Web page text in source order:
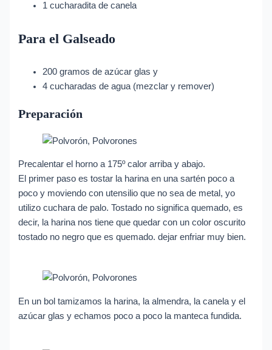
1 cucharadita de canela
Para el Galseado
200 gramos de azúcar glas y
4 cucharadas de agua (mezclar y remover)
Preparación
Precalentar el horno a 175º calor arriba y abajo.
El primer paso es tostar la harina en una sartén poco a
poco y moviendo con utensilio que no sea de metal, yo
utilizo cuchara de palo. Tostado no significa quemado, es
decir, la harina nos tiene que quedar con un color oscurito
tostado no negro que es quemado. dejar enfriar muy bien.
En un bol tamizamos la harina, la almendra, la canela y el
azúcar glas y echamos poco a poco la manteca fundida.